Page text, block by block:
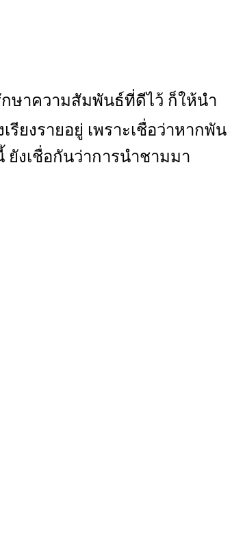
ษาความสัมพันธ์ที่ดีไว้ ก็ให้นำ
ยงรายอยู่ เพราะเชื่อว่าหากพัน
งเชื่อกันว่าการนำชามมา